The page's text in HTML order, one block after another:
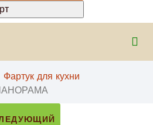
Фартук для кухни